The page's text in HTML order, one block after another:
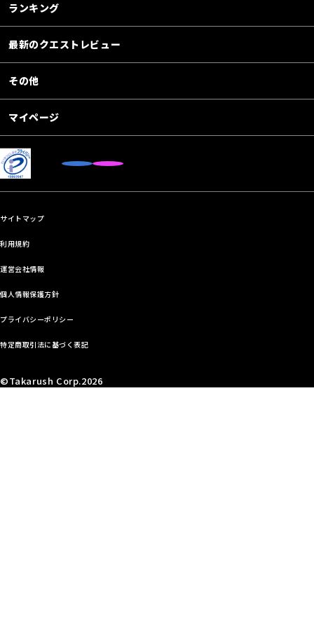
ランキング
最新のクエストレビュー
その他
マイページ
サイトマップ
利用規約
運営会社情報
個人情報保護方針
プライバシーポリシー
特定商取引法に基づく表記
©Takarush Corp.2026